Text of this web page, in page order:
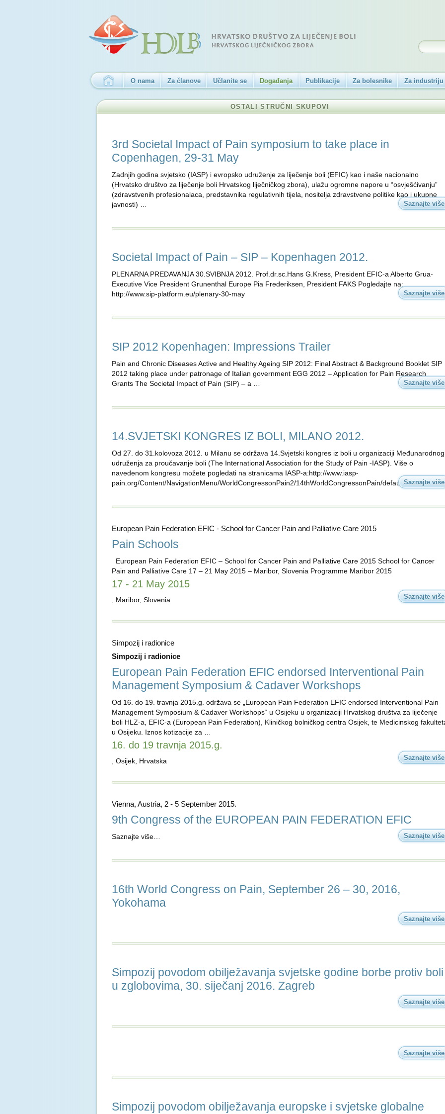
O nama Za članove Učlanite se Događanja Publikacije Za bolesnike Za industriju
OSTALI STRUČNI SKUPOVI
3rd Societal Impact of Pain symposium to take place in
Copenhagen, 29-31 May
Zadnjih godina svjetsko (IASP) i evropsko udruženje za liječenje boli (EFIC) kao i naše nacionalno
(Hrvatsko društvo za liječenje boli Hrvatskog liječničkog zbora), ulažu ogromne napore u “osvješćivanju”
(zdravstvenih profesionalaca, predstavnika regulativnih tijela, nositelja zdravstvene politike kao i ukupne
javnosti) …
Saznajte više
Societal Impact of Pain – SIP – Kopenhagen 2012.
PLENARNA PREDAVANJA 30.SVIBNJA 2012. Prof.dr.sc.Hans G.Kress, President EFIC-a Alberto Grua-
Executive Vice President Grunenthal Europe Pia Frederiksen, President FAKS Pogledajte na:
http://www.sip-platform.eu/plenary-30-may
Saznajte više
SIP 2012 Kopenhagen: Impressions Trailer
Pain and Chronic Diseases Active and Healthy Ageing SIP 2012: Final Abstract & Background Booklet SIP
2012 taking place under patronage of Italian government EGG 2012 – Application for Pain Research
Grants The Societal Impact of Pain (SIP) – a …
Saznajte više
14.SVJETSKI KONGRES IZ BOLI, MILANO 2012.
Od 27. do 31.kolovoza 2012. u Milanu se održava 14.Svjetski kongres iz boli u organizaciji Međunarodnog
udruženja za proučavanje boli (The International Association for the Study of Pain -IASP). Više o
navedenom kongresu možete pogledati na stranicama IASP-a:http://www.iasp-
pain.org/Content/NavigationMenu/WorldCongressonPain2/14thWorldCongressonPain/default.htmSaznajte više
European Pain Federation EFIC - School for Cancer Pain and Palliative Care 2015
Pain Schools
European Pain Federation EFIC – School for Cancer Pain and Palliative Care 2015 School for Cancer
Pain and Palliative Care 17 – 21 May 2015 – Maribor, Slovenia Programme Maribor 2015
17 - 21 May 2015
, Maribor, Slovenia Saznajte više
Simpozij i radionice
Simpozij i radionice
European Pain Federation EFIC endorsed Interventional Pain
Management Symposium & Cadaver Workshops
Od 16. do 19. travnja 2015.g. održava se „European Pain Federation EFIC endorsed Interventional Pain
Management Symposium & Cadaver Workshops“ u Osijeku u organizaciji Hrvatskog društva za liječenje
boli HLZ-a, EFIC-a (European Pain Federation), Kliničkog bolničkog centra Osijek, te Medicinskog
u Osijeku. Iznos kotizacije za …
16. do 19 travnja 2015.g.
, Osijek, Hrvatska Saznajte više
Vienna, Austria, 2 - 5 September 2015.
9th Congress of the EUROPEAN PAIN FEDERATION EFIC
Saznajte više… Saznajte više
16th World Congress on Pain, September 26 – 30, 2016,
Yokohama
Saznajte više
Simpozij povodom obilježavanja svjetske godine borbe protiv boli
u zglobovima, 30. siječanj 2016. Zagreb
Saznajte više
Saznajte više
Simpozij povodom obilježavanja europske i svjetske globalne